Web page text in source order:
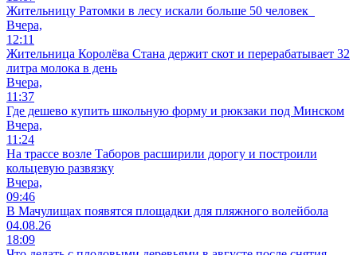
Жительницу Ратомки в лесу искали больше 50 человек
Вчера,
12:11
Жительница Королёва Стана держит скот и перерабатывает 32
литра молока в день
Вчера,
11:37
Где дешево купить школьную форму и рюкзаки под Минском
Вчера,
11:24
На трассе возле Таборов расширили дорогу и построили
кольцевую развязку
Вчера,
09:46
В Мачулищах появятся площадки для пляжного волейбола
04.08.26
18:09